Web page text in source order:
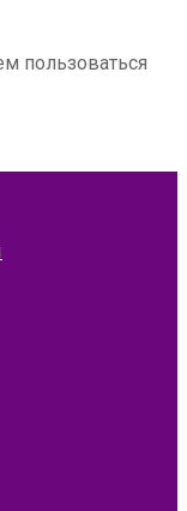
пользоваться